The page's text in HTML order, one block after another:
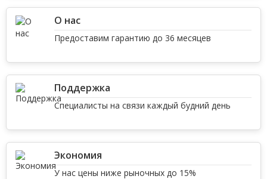
О нас
Предоставим гарантию до 36 месяцев
Поддержка
Специалисты на связи каждый будний день
Экономия
У нас цены ниже рыночных до 15%